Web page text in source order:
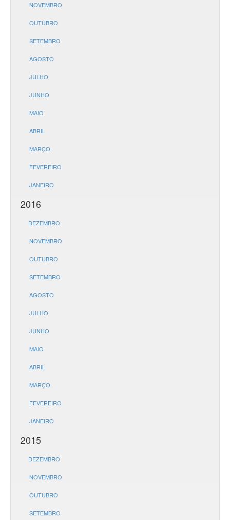
NOVEMBRO
OUTUBRO
SETEMBRO
AGOSTO
JULHO
JUNHO
MAIO
ABRIL
MARÇO
FEVEREIRO
JANEIRO
2016
DEZEMBRO
NOVEMBRO
OUTUBRO
SETEMBRO
AGOSTO
JULHO
JUNHO
MAIO
ABRIL
MARÇO
FEVEREIRO
JANEIRO
2015
DEZEMBRO
NOVEMBRO
OUTUBRO
SETEMBRO